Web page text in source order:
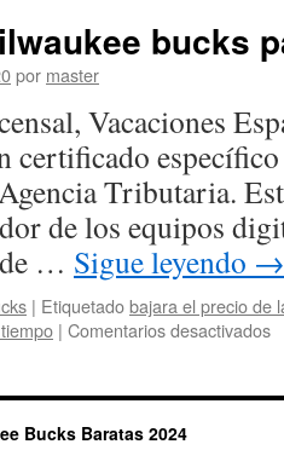
bucks
por master
Vacaciones
certificado
Tributaria.
de los equipos
… Sigue leyendo →
| Etiquetadobajara el precio de
| Comentarios desactivados
Bucks Baratas 2024